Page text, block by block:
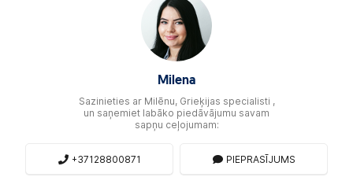
Milena
Sazinieties ar Milēnu, Grieķijas specialisti ,
un saņemiet labāko piedāvājumu savam
sapņu ceļojumam:
+37128800871 PIEPRASĪJUMS